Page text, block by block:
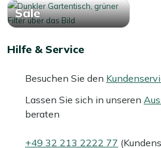
Sale
Hilfe & Service
Besuchen Sie den
Lassen Sie sich in unseren
beraten
+49 32 213 2222 77